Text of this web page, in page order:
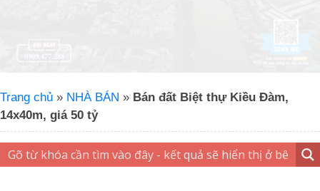
Trang chủ » NHÀ BÁN » Bán đất Biệt thự Kiều Đàm,
14x40m, giá 50 tỷ